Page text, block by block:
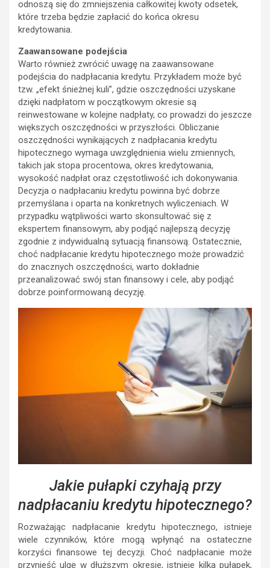
odnoszą się do zmniejszenia całkowitej kwoty odsetek,
które trzeba będzie zapłacić do końca okresu
kredytowania.
Zaawansowane podejścia
Warto również zwrócić uwagę na zaawansowane
podejścia do nadpłacania kredytu. Przykładem może być
tzw. „efekt śnieżnej kuli”, gdzie oszczędności uzyskane
dzięki nadpłatom w początkowym okresie są
reinwestowane w kolejne nadpłaty, co prowadzi do jeszcze
większych oszczędności w przyszłości. Obliczanie
oszczędności wynikających z nadpłacania kredytu
hipotecznego wymaga uwzględnienia wielu zmiennych,
takich jak stopa procentowa, okres kredytowania,
wysokość nadpłat oraz częstotliwość ich dokonywania.
Decyzja o nadpłacaniu kredytu powinna być dobrze
przemyślana i oparta na konkretnych wyliczeniach. W
przypadku wątpliwości warto skonsultować się z
ekspertem finansowym, aby podjąć najlepszą decyzję
zgodnie z indywidualną sytuacją finansową. Ostatecznie,
choć nadpłacanie kredytu hipotecznego może prowadzić
do znacznych oszczędności, warto dokładnie
przeanalizować swój stan finansowy i cele, aby podjąć
dobrze poinformowaną decyzję.
Jakie pułapki czyhają przy
nadpłacaniu kredytu hipotecznego?
Rozważając nadpłacanie kredytu hipotecznego, istnieje
wiele czynników, które mogą wpłynąć na ostateczne
korzyści finansowe tej decyzji. Choć nadpłacanie może
przynieść ulgę w dłuższym okresie, istnieje kilka pułapek,